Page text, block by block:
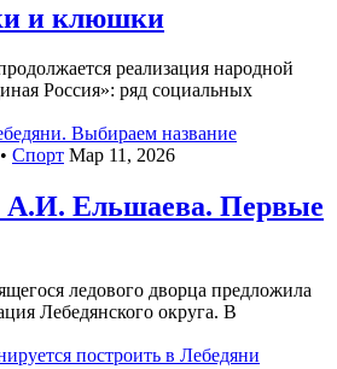
и клюшки
реализация народной
Россия»: ряд социальных
• Спорт Мар 11, 2026
А.И. Ельшаева. Первые
ледового дворца предложила
Лебедянского округа. В